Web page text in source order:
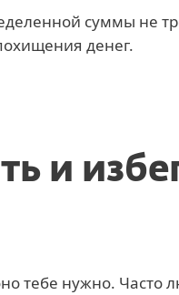
суммы не
денег.
и
тебе нужно. Часто